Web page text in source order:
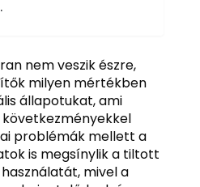
nem veszik észre,
milyen mértékben
állapotukat, ami
következményekkel
problémák mellett a
is megsínylik a tiltott
mivel a